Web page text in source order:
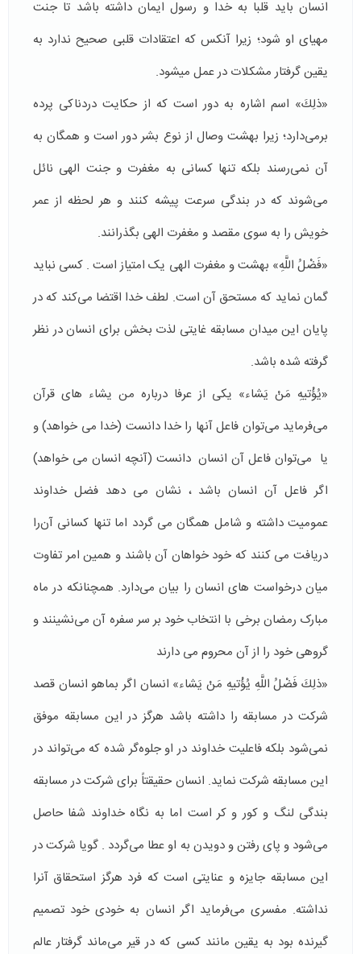
انسان باید قلبا به خدا و رسول ایمان داشته باشد تا جنت
مهیای او شود؛ زیرا آنکس که اعتقادات قلبی صحیح ندارد به
یقین گرفتار مشکلات در عمل میشود.
«ذلِكَ» اسم اشاره به دور است که از حکایت دردناکی پرده
برمی‌دارد؛ زیرا بهشت وصال از نوع بشر دور است و همگان به
آن نمی‌رسند بلکه تنها کسانی به مغفرت و جنت الهی نائل
می‌شوند که در بندگی سرعت پیشه کنند و هر لحظه از عمر
خویش را به سوی مقصد و مغفرت الهی بگذرانند.
«فَضْلُ اللَّهِ» بهشت و مغفرت الهی یک امتیاز است . کسی نباید
گمان نماید که مستحق آن است. لطف خدا اقتضا می‌کند که در
پایان این میدان مسابقه غایتی لذت بخش برای انسان در نظر
گرفته شده باشد.
«يُؤْتيهِ مَنْ يَشاء» یکی از عرفا درباره من یشاء های قرآن
می‌فرماید می‌توان فاعل آنها را خدا دانست (خدا می خواهد)‌ و
یا می‌توان فاعل آن انسان دانست (آنچه انسان می خواهد)
اگر فاعل آن انسان باشد ، نشان می دهد فضل خداوند
عمومیت داشته و شامل همگان می گردد اما تنها کسانی آن‌را
دریافت می کنند که خود خواهان آن باشند و همین امر تفاوت
میان درخواست های انسان را بیان می‌دارد. همچنانکه در ماه
مبارک رمضان برخی با انتخاب خود بر سر سفره آن می‌نشینند و
گروهی خود را از آن محروم می دارند
«ذلِكَ فَضْلُ اللَّهِ يُؤْتيهِ مَنْ يَشاء» انسان اگر بماهو انسان قصد
شرکت در مسابقه را داشته باشد هرگز در این مسابقه موفق
نمی‌شود بلکه فاعلیت خداوند در او جلوه‌گر شده که می‌تواند در
این مسابقه شرکت نماید. انسان حقیقتاً برای شرکت در مسابقه
بندگی لنگ و کور و کر است اما به نگاه خداوند شفا حاصل
می‌شود و پای رفتن و دویدن به او عطا می‌گردد . گویا شرکت در
این مسابقه جایزه و عنایتی است که فرد هرگز استحقاق آنرا
نداشته. مفسری می‌فرماید اگر انسان به خودی خود تصمیم
گیرنده بود به یقین مانند کسی که در قیر می‌ماند گرفتار عالم